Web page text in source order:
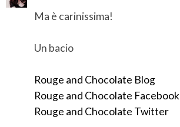
Ma è carinissima!
Un bacio
Rouge and Chocolate Blog
Rouge and Chocolate Facebook
Rouge and Chocolate Twitter